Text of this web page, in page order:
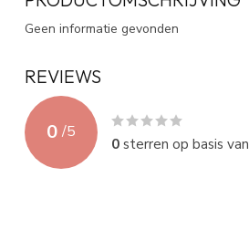
Geen informatie gevonden
REVIEWS
0 /5
0sterren op basis van